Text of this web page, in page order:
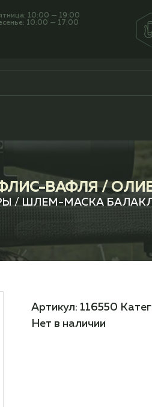
10:00 — 19:00
10:00 — 17:00
ВАФЛЯ /
/ ШЛЕМ-МАСКА
Артикул: 116550
Нет в наличии